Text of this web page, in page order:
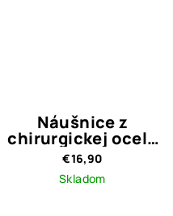
Náušnice z
chirurgickej ocele
Estefania Gold
€16,90
Skladom